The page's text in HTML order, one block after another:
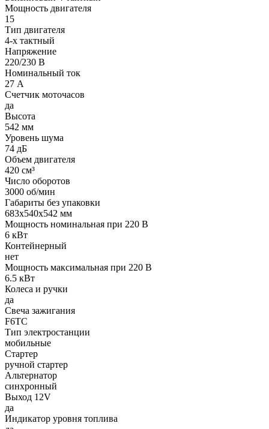
Мощность двигателя
15
Тип двигателя
4-х тактный
Напряжение
220/230 В
Номинальный ток
27 А
Счетчик моточасов
да
Высота
542 мм
Уровень шума
74 дБ
Объем двигателя
420 см³
Число оборотов
3000 об/мин
Габариты без упаковки
683x540x542 мм
Мощность номинальная при 220 В
6 кВт
Контейнерный
нет
Мощность максимальная при 220 В
6.5 кВт
Колеса и ручки
да
Свеча зажигания
F6TC
Тип электростанции
мобильные
Стартер
ручной стартер
Альтернатор
синхронный
Выход 12V
да
Индикатор уровня топлива